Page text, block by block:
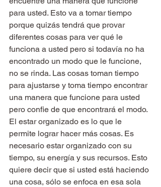
para usted. Esto va a tomar tiempo
porque quizás tendrá que provar
diferentes cosas para ver qué le
funciona a usted pero si todavía no ha
encontrado un modo que le funcione,
no se rinda. Las cosas toman tiempo
para ajustarse y toma tiempo encontrar
una manera que funcione para usted
pero confie de que encontrará el modo.
El estar organizado es lo que le
permite lograr hacer más cosas. Es
necesario estar organizado con su
tiempo, su energía y sus recursos. Esto
quiere decir que si usted está haciendo
una cosa, sólo se enfoca en esa sola